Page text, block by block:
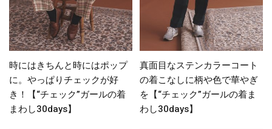
時にはきちんと時にはポップ
に。やっぱりチェックが好
き！【“チェック”ガールの着
まわし30days】
真面目なステンカラーコート
の着こなしに柄や色で華やぎ
を【“チェック”ガールの着ま
わし30days】